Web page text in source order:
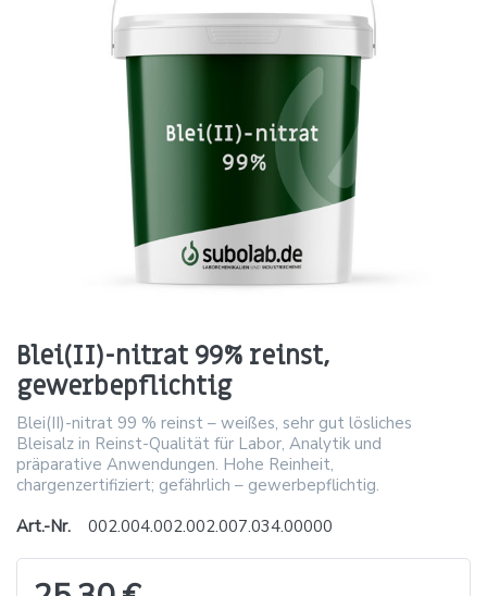
Blei(II)-nitrat 99% reinst,
gewerbepflichtig
Blei(II)-nitrat 99 % reinst – weißes, sehr gut lösliches
Bleisalz in Reinst-Qualität für Labor, Analytik und
präparative Anwendungen. Hohe Reinheit,
chargenzertifiziert; gefährlich – gewerbepflichtig.
Art.-Nr.
002.004.002.002.007.034.00000